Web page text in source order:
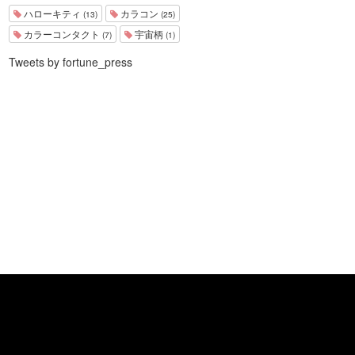
ハローキティ (13) カラコン (25)
カラーコンタクト (7) 宇宙柄 (1)
Tweets by fortune_press